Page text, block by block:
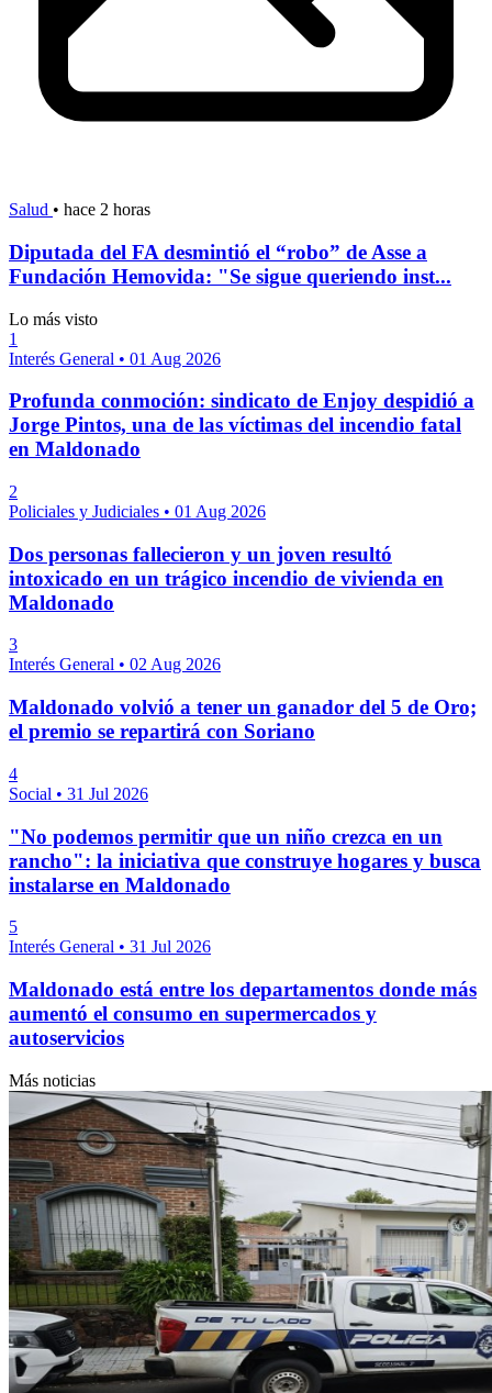
Salud • hace 2 horas
Diputada del FA desmintió el “robo” de Asse a
Fundación Hemovida: "Se sigue queriendo inst...
Lo más visto
1
Interés General • 01 Aug 2026
Profunda conmoción: sindicato de Enjoy despidió a
Jorge Pintos, una de las víctimas del incendio fatal
en Maldonado
2
Policiales y Judiciales • 01 Aug 2026
Dos personas fallecieron y un joven resultó
intoxicado en un trágico incendio de vivienda en
Maldonado
3
Interés General • 02 Aug 2026
Maldonado volvió a tener un ganador del 5 de Oro;
el premio se repartirá con Soriano
4
Social • 31 Jul 2026
"No podemos permitir que un niño crezca en un
rancho": la iniciativa que construye hogares y busca
instalarse en Maldonado
5
Interés General • 31 Jul 2026
Maldonado está entre los departamentos donde más
aumentó el consumo en supermercados y
autoservicios
Más noticias